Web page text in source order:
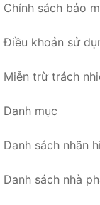
Chính sách bảo
Điều khoản sử
Miễn trừ trách
Danh mục
Danh sách nhãn
Danh sách nhà